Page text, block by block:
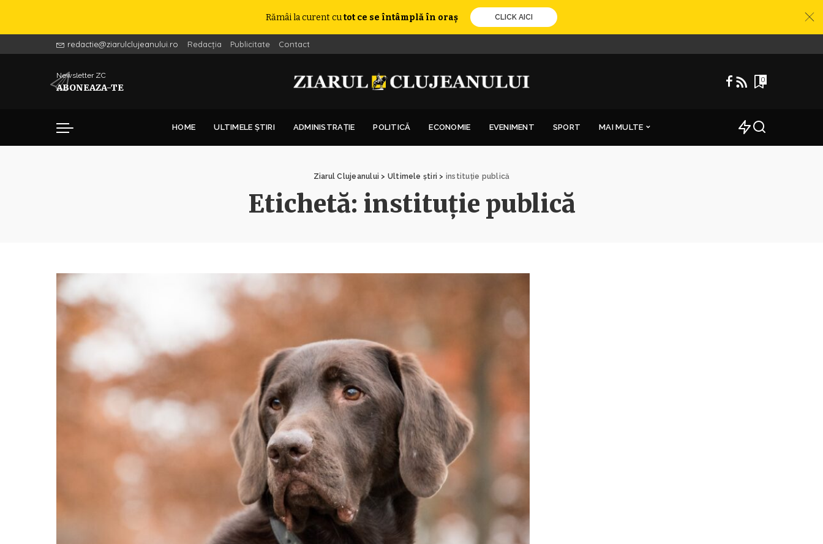
Rămâi la curent cutot ce se întâmplă în oraș CLICK AICI
redactie@ziarulclujeanului.ro Redacția Publicitate Contact
Newsletter ZC
ABONEAZA-TE
0
HOME ULTIMELE ȘTIRI ADMINISTRAȚIE POLITICĂ ECONOMIE EVENIMENT SPORT MAI MULTE
Ziarul Clujeanului > Ultimele știri > instituție publică
Etichetă: instituție publică